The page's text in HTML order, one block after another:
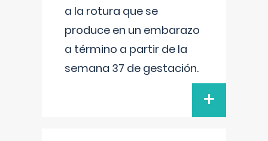
a la rotura que se
produce en un embarazo
a término a partir de la
semana 37 de gestación.
+